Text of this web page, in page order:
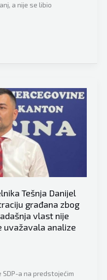
a nije se libio
Tešnja Danijel
građana zbog
vlast nije
uvažavala analize
SDP-a na predstojećim